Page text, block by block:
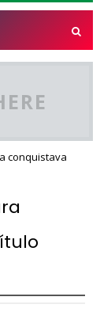
conquistava